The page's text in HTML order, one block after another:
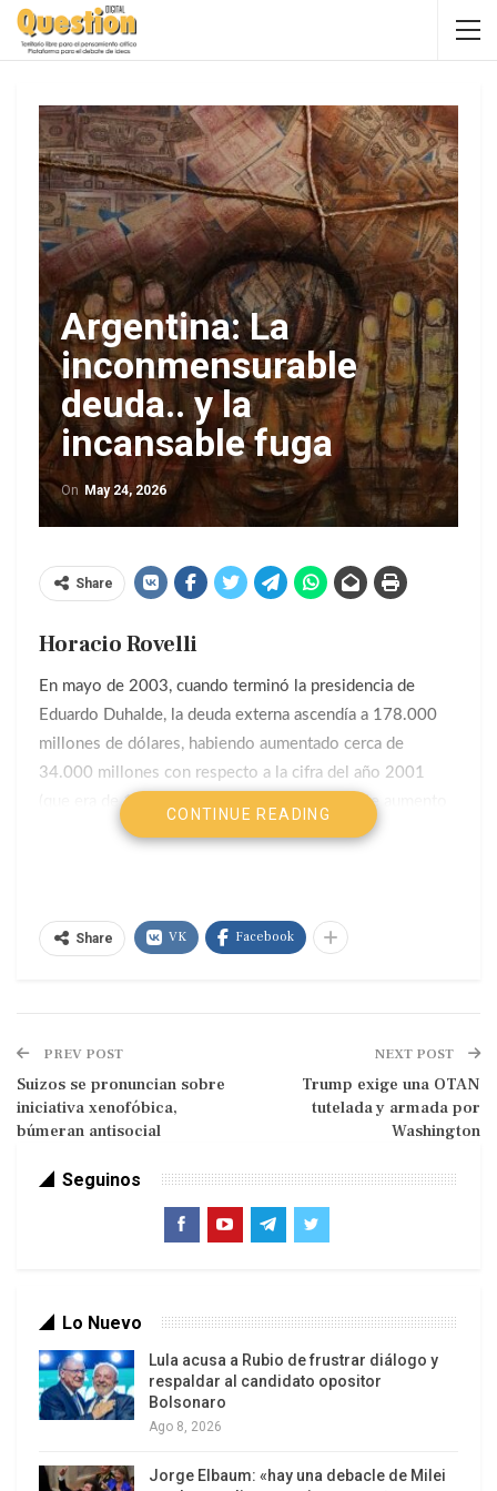
Argentina: La
inconmensurable
deuda.. y la
incansable fuga
On May 24, 2026
Share
Horacio Rovelli
En mayo de 2003, cuando terminó la presidencia de
Eduardo Duhalde, la deuda externa ascendía a 178.000
millones de dólares, habiendo aumentado cerca de
34.000 millones con respecto a la cifra del año 2001
(que era de 145.000 millones de dólares). Este aumento
fue por el costo asumido por el Estado nacional en
Néstor Carlos Kirchner asumió el 25 de mayo de
2003 con su propuesta de “Lineamientos de la
de los bonos que estaban en poder de
particulares, y la renegociación de la parte de los
títulos de la deuda que poseían los organismos
internacionales de créditos (FMI, Banco Mundial,
BID, CAF, etc.), que al ser renegociada se acordó
un sistema de pagos y pasó a ser
performing
CONTINUE READING
Share VK Facebook
PREV POST
Suizos se pronuncian sobre
iniciativa xenofóbica,
búmeran antisocial
NEXT POST
Trump exige una OTAN
tutelada y armada por
Washington
Seguinos
Lo Nuevo
Lula acusa a Rubio de frustrar diálogo y
respaldar al candidato opositor
Bolsonaro
Ago 8, 2026
Jorge Elbaum: «hay una debacle de Milei